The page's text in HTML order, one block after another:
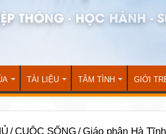
TÀI LIỆU TÂM TÌNH GIỚI
/CUỘC SỐNG /Giáo phận Hà